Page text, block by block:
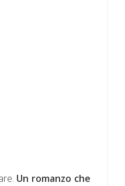
Un romanzo che